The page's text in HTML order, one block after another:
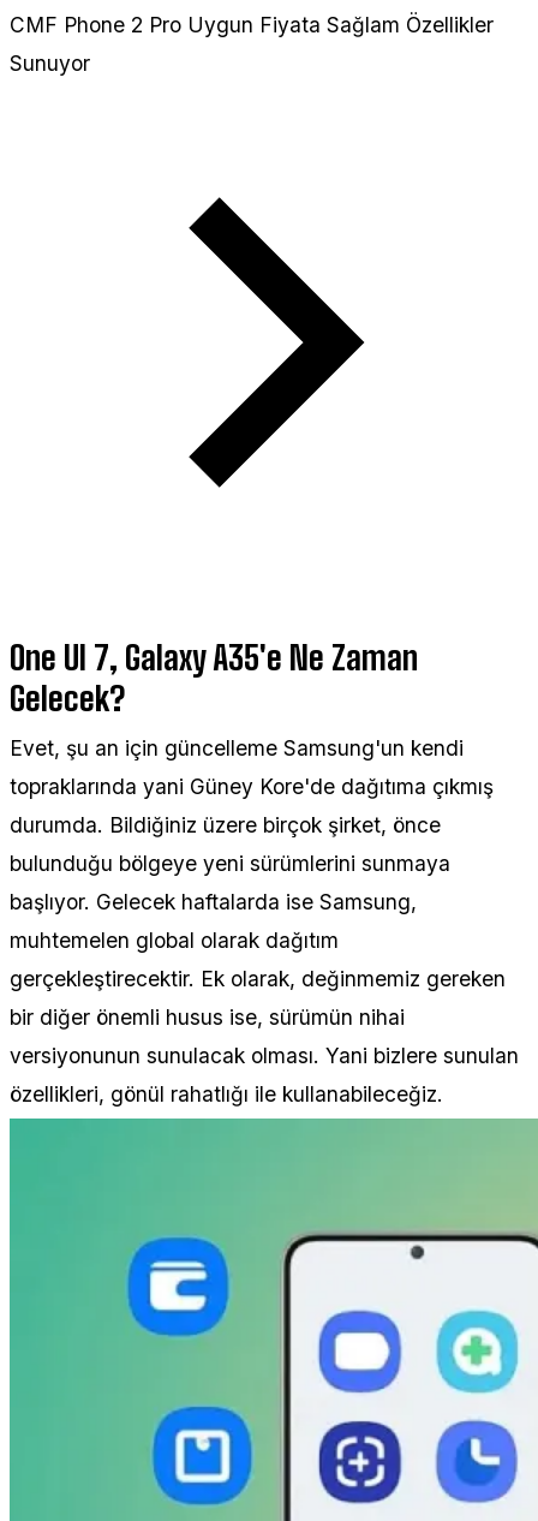
CMF Phone 2 Pro Uygun Fiyata Sağlam Özellikler
Sunuyor
One UI 7, Galaxy A35'e Ne Zaman
Gelecek?
Evet, şu an için güncelleme Samsung'un kendi
topraklarında yani Güney Kore'de dağıtıma çıkmış
durumda. Bildiğiniz üzere birçok şirket, önce
bulunduğu bölgeye yeni sürümlerini sunmaya
başlıyor. Gelecek haftalarda ise Samsung,
muhtemelen global olarak dağıtım
gerçekleştirecektir. Ek olarak, değinmemiz gereken
bir diğer önemli husus ise, sürümün nihai
versiyonunun sunulacak olması. Yani bizlere sunulan
özellikleri, gönül rahatlığı ile kullanabileceğiz.